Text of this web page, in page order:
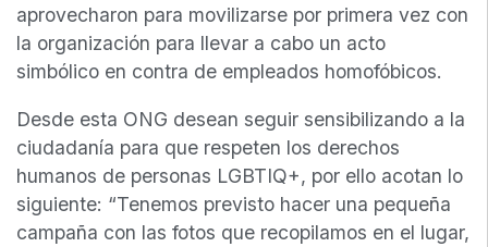
aprovecharon para movilizarse por primera vez con
la organización para llevar a cabo un acto
simbólico en contra de empleados homofóbicos.
Desde esta ONG desean seguir sensibilizando a la
ciudadanía para que respeten los derechos
humanos de personas LGBTIQ+, por ello acotan lo
siguiente: “Tenemos previsto hacer una pequeña
campaña con las fotos que recopilamos en el lugar,